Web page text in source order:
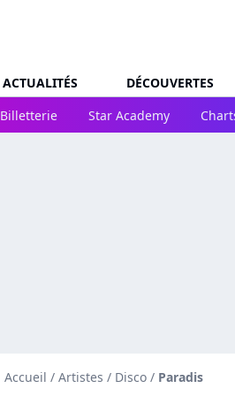
ACTUALITÉS
DÉCOUVERTES
Billetterie
Star Academy
Accueil / Artistes / Disco / Paradis